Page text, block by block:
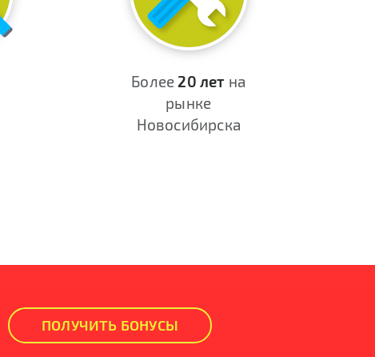
Более 20 лет на
рынке
Новосибирска
ПОЛУЧИТЬ БОНУСЫ